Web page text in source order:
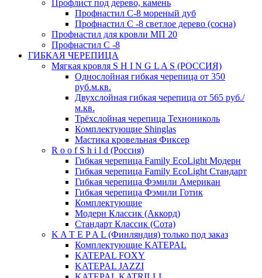
Профлист под дерево, камень
Профнастил С-8 мореный дуб
Профнастил С -8 светлое дерево (сосна)
Профнастил для кровли МП 20
Профнастил С -8
ГИБКАЯ ЧЕРЕПИЦА
Мягкая кровля S H I N G L A S (РОССИЯ)
Однослойная гибкая черепица от 350
руб.м.кв.
Двухслойная гибкая черепица от 565 руб./
м.кв.
Трёхслойная черепица Технониколь
Комплектующие Shinglas
Мастика кровельная Фиксер
R o o f S h i l d (Россия)
Гибкая черепица Family ЕсоLight Модерн
Гибкая черепица Family ЕсоLight Стандарт
Гибкая черепица Фэмили Американ
Гибкая черепица Фэмили Готик
Комплектующие
Модерн Классик (Аккорд)
Стандарт Классик (Сота)
K A T E P A L (Финляндия) только под заказ
Комплектующие KATEPAL
KATEPAL FOXY
KATEPAL JAZZI